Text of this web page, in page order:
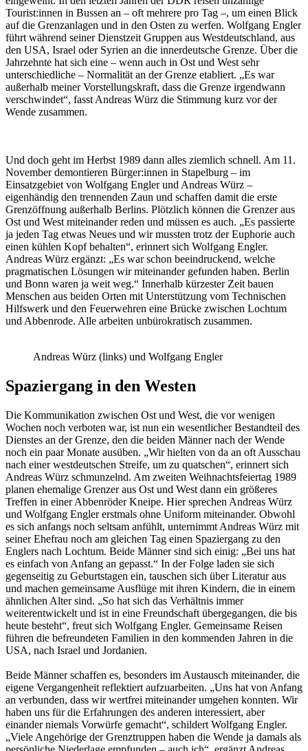
Tourist:innen in Bussen an – oft mehrere pro Tag –, um einen Blick
auf die Grenzanlagen und in den Osten zu werfen. Wolfgang Engler
führt während seiner Dienstzeit Gruppen aus Westdeutschland, aus
den USA, Israel oder Syrien an die innerdeutsche Grenze. Über die
Jahrzehnte hat sich eine – wenn auch in Ost und West sehr
unterschiedliche – Normalität an der Grenze etabliert. „Es war
außerhalb meiner Vorstellungskraft, dass die Grenze irgendwann
verschwindet“, fasst Andreas Würz die Stimmung kurz vor der
Wende zusammen.
Und doch geht im Herbst 1989 dann alles ziemlich schnell. Am 11.
November demontieren Bürger:innen in Stapelburg – im
Einsatzgebiet von Wolfgang Engler und Andreas Würz –
eigenhändig den trennenden Zaun und schaffen damit die erste
Grenzöffnung außerhalb Berlins. Plötzlich können die Grenzer aus
Ost und West miteinander reden und müssen es auch. „Es passierte
ja jeden Tag etwas Neues und wir mussten trotz der Euphorie auch
einen kühlen Kopf behalten“, erinnert sich Wolfgang Engler.
Andreas Würz ergänzt: „Es war schon beeindruckend, welche
pragmatischen Lösungen wir miteinander gefunden haben. Berlin
und Bonn waren ja weit weg.“ Innerhalb kürzester Zeit bauen
Menschen aus beiden Orten mit Unterstützung vom Technischen
Hilfswerk und den Feuerwehren eine Brücke zwischen Lochtum
und Abbenrode. Alle arbeiten unbürokratisch zusammen.
Andreas Würz (links) und Wolfgang Engler
Spaziergang in den Westen
Die Kommunikation zwischen Ost und West, die vor wenigen
Wochen noch verboten war, ist nun ein wesentlicher Bestandteil des
Dienstes an der Grenze, den die beiden Männer nach der Wende
noch ein paar Monate ausüben. „Wir hielten von da an oft Ausschau
nach einer westdeutschen Streife, um zu quatschen“, erinnert sich
Andreas Würz schmunzelnd. Am zweiten Weihnachtsfeiertag 1989
planen ehemalige Grenzer aus Ost und West dann ein größeres
Treffen in einer Abbenröder Kneipe. Hier sprechen Andreas Würz
und Wolfgang Engler erstmals ohne Uniform miteinander. Obwohl
es sich anfangs noch seltsam anfühlt, unternimmt Andreas Würz mit
seiner Ehefrau noch am gleichen Tag einen Spaziergang zu den
Englers nach Lochtum. Beide Männer sind sich einig: „Bei uns hat
es einfach von Anfang an gepasst.“ In der Folge laden sie sich
gegenseitig zu Geburtstagen ein, tauschen sich über Literatur aus
und machen gemeinsame Ausflüge mit ihren Kindern, die in einem
ähnlichen Alter sind. „So hat sich das Verhältnis immer
weiterentwickelt und ist in eine Freundschaft übergegangen, die bis
heute besteht“, freut sich Wolfgang Engler. Gemeinsame Reisen
führen die befreundeten Familien in den kommenden Jahren in die
USA, nach Israel und Jordanien.
Beide Männer schaffen es, besonders im Austausch miteinander, die
eigene Vergangenheit reflektiert aufzuarbeiten. „Uns hat von Anfang
an verbunden, dass wir wertfrei miteinander umgehen konnten. Wir
haben uns für die Erfahrungen des anderen interessiert, aber
einander niemals Vorwürfe gemacht“, schildert Wolfgang Engler.
„Viele Angehörige der Grenztruppen haben die Wende ja damals als